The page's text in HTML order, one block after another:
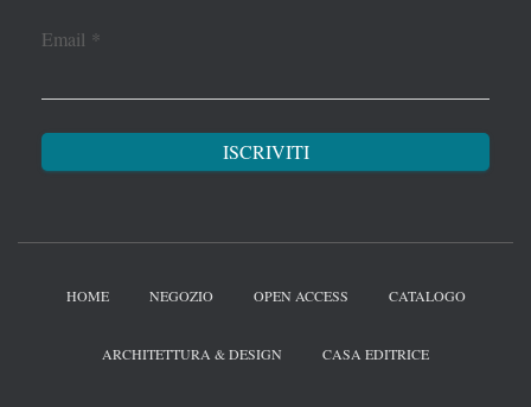
Email *
HOME NEGOZIO OPEN ACCESS CATALOGO
ARCHITETTURA & DESIGN CASA EDITRICE